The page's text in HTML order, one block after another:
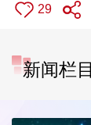
29
新闻栏